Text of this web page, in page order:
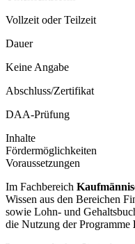
Vollzeit oder Teilzeit
Dauer
Keine Angabe
Abschluss/Zertifikat
DAA-Prüfung
Inhalte
Fördermöglichkeiten
Voraussetzungen
Im Fachbereich
Wissen aus den Bereichen
sowie Lohn- und
die Nutzung der Programme